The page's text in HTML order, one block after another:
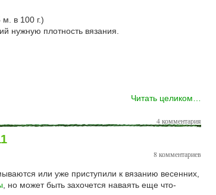
в 100 г.)
плотность вязания.
Читать целиком…
4 комментария
8 комментариев
или уже приступили к вязанию весенних,
, но может быть захочется наваять еще что-